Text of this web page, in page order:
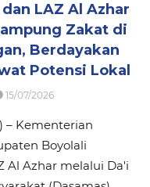
LAZ Al Azhar
Zakat di
Berdayakan
Potensi Lokal
15/07/2026
– Kementerian
Boyolali
Al Azhar melalui Da'i